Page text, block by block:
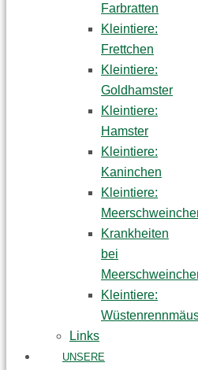
Farbratten
Kleintiere:
Frettchen
Kleintiere:
Goldhamster
Kleintiere:
Hamster
Kleintiere:
Kaninchen
Kleintiere:
Krankheiten
bei
Kleintiere:
Links
UNSERE